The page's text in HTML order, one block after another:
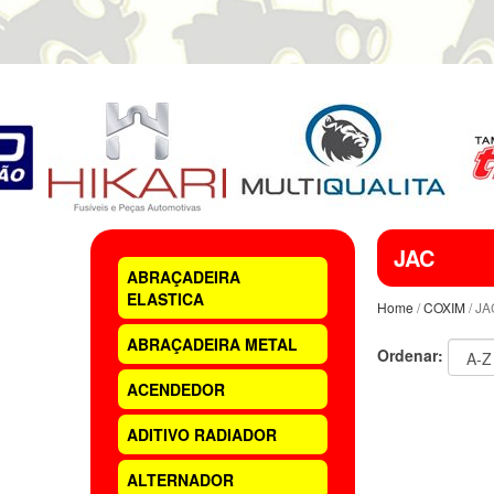
ABRAÇADEIRA
ELASTICA
ABRAÇADEIRA METAL
ACENDEDOR
ADITIVO RADIADOR
ALTERNADOR
JAC
Home /COXIM/
Ordenar: